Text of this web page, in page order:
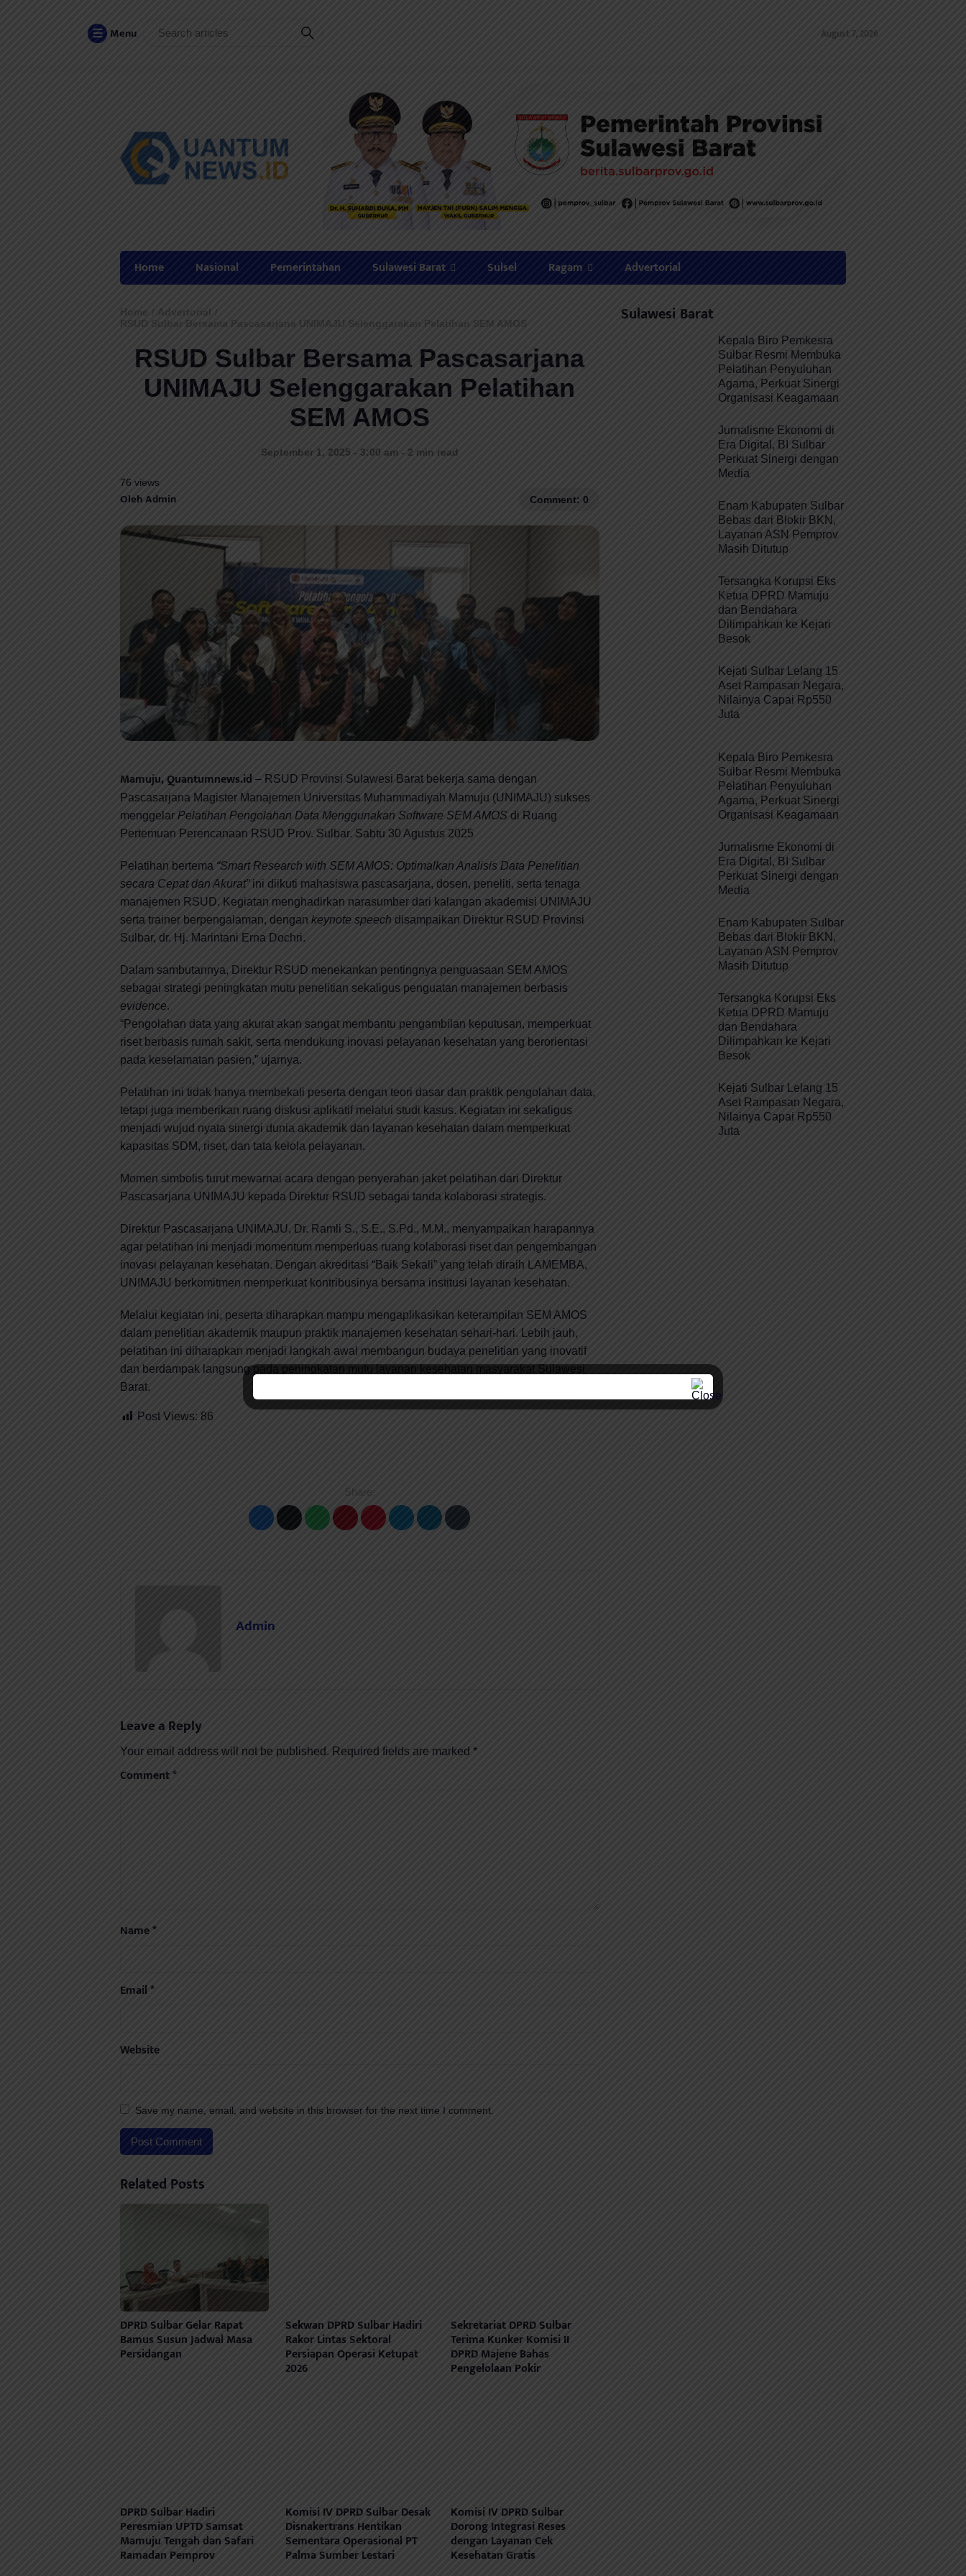
Menu August 7, 2026
Home Nasional Pemerintahan Sulawesi Barat Sulsel Ragam Advertorial
Home / Advertorial /
RSUD Sulbar Bersama Pascasarjana UNIMAJU Selenggarakan Pelatihan SEM AMOS
RSUD Sulbar Bersama Pascasarjana
UNIMAJU Selenggarakan Pelatihan
SEM AMOS
September 1, 2025 - 3:00 am - 2 min read
76 views
Oleh Admin Comment: 0
Mamuju, Quantumnews.id – RSUD Provinsi Sulawesi Barat bekerja sama dengan
Pascasarjana Magister Manajemen Universitas Muhammadiyah Mamuju (UNIMAJU) sukses
menggelar Pelatihan Pengolahan Data Menggunakan Software SEM AMOS di Ruang
Pertemuan Perencanaan RSUD Prov. Sulbar. Sabtu 30 Agustus 2025
Pelatihan bertema “Smart Research with SEM AMOS: Optimalkan Analisis Data Penelitian
secara Cepat dan Akurat”ini diikuti mahasiswa pascasarjana, dosen, peneliti, serta tenaga
manajemen RSUD. Kegiatan menghadirkan narasumber dari kalangan akademisi UNIMAJU
serta trainer berpengalaman, dengan keynote speech disampaikan Direktur RSUD Provinsi
Sulbar, dr. Hj. Marintani Erna Dochri.
Dalam sambutannya, Direktur RSUD menekankan pentingnya penguasaan SEM AMOS
sebagai strategi peningkatan mutu penelitian sekaligus penguatan manajemen berbasis
evidence.
“Pengolahan data yang akurat akan sangat membantu pengambilan keputusan, memperkuat
riset berbasis rumah sakit, serta mendukung inovasi pelayanan kesehatan yang berorientasi
pada keselamatan pasien,” ujarnya.
Pelatihan ini tidak hanya membekali peserta dengan teori dasar dan praktik pengolahan data,
tetapi juga memberikan ruang diskusi aplikatif melalui studi kasus. Kegiatan ini sekaligus
menjadi wujud nyata sinergi dunia akademik dan layanan kesehatan dalam memperkuat
kapasitas SDM, riset, dan tata kelola pelayanan.
Momen simbolis turut mewarnai acara dengan penyerahan jaket pelatihan dari Direktur
Pascasarjana UNIMAJU kepada Direktur RSUD sebagai tanda kolaborasi strategis.
Direktur Pascasarjana UNIMAJU, Dr. Ramli S., S.E., S.Pd., M.M., menyampaikan harapannya
agar pelatihan ini menjadi momentum memperluas ruang kolaborasi riset dan pengembangan
inovasi pelayanan kesehatan. Dengan akreditasi “Baik Sekali” yang telah diraih LAMEMBA,
UNIMAJU berkomitmen memperkuat kontribusinya bersama institusi layanan kesehatan.
Melalui kegiatan ini, peserta diharapkan mampu mengaplikasikan keterampilan SEM AMOS
dalam penelitian akademik maupun praktik manajemen kesehatan sehari-hari. Lebih jauh,
pelatihan ini diharapkan menjadi langkah awal membangun budaya penelitian yang inovatif
dan berdampak langsung pada peningkatan mutu layanan kesehatan masyarakat Sulawesi
Barat.
Post Views: 86
Share:
Admin
Leave a Reply
Your email address will not be published. Required fields are marked *
Comment*
Name*
Email*
Website
Save my name, email, and website in this browser for the next time I comment.
Related Posts
DPRD Sulbar Gelar Rapat
Bamus Susun Jadwal Masa
Persidangan
Sekwan DPRD Sulbar Hadiri
Rakor Lintas Sektoral
Persiapan Operasi Ketupat
2026
Sekretariat DPRD Sulbar
Terima Kunker Komisi II
DPRD Majene Bahas
Pengelolaan Pokir
DPRD Sulbar Hadiri
Peresmian UPTD Samsat
Mamuju Tengah dan Safari
Ramadan Pemprov
Komisi IV DPRD Sulbar Desak
Disnakertrans Hentikan
Sementara Operasional PT
Palma Sumber Lestari
Komisi IV DPRD Sulbar
Dorong Integrasi Reses
dengan Layanan Cek
Kesehatan Gratis
Sulawesi Barat
Kepala Biro Pemkesra
Sulbar Resmi Membuka
Pelatihan Penyuluhan
Agama, Perkuat Sinergi
Organisasi Keagamaan
Jurnalisme Ekonomi di
Era Digital, BI Sulbar
Perkuat Sinergi dengan
Media
Enam Kabupaten Sulbar
Bebas dari Blokir BKN,
Layanan ASN Pemprov
Masih Ditutup
Tersangka Korupsi Eks
Ketua DPRD Mamuju
dan Bendahara
Dilimpahkan ke Kejari
Besok
Kejati Sulbar Lelang 15
Aset Rampasan Negara,
Nilainya Capai Rp550
Juta
Kepala Biro Pemkesra
Sulbar Resmi Membuka
Pelatihan Penyuluhan
Agama, Perkuat Sinergi
Organisasi Keagamaan
Jurnalisme Ekonomi di
Era Digital, BI Sulbar
Perkuat Sinergi dengan
Media
Enam Kabupaten Sulbar
Bebas dari Blokir BKN,
Layanan ASN Pemprov
Masih Ditutup
Tersangka Korupsi Eks
Ketua DPRD Mamuju
dan Bendahara
Dilimpahkan ke Kejari
Besok
Kejati Sulbar Lelang 15
Aset Rampasan Negara,
Nilainya Capai Rp550
Juta